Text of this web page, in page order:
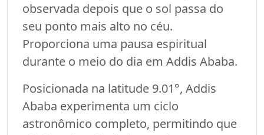
observada depois que o sol passa do
seu ponto mais alto no céu.
Proporciona uma pausa espiritual
durante o meio do dia em Addis Ababa.
Posicionada na latitude 9.01°, Addis
Ababa experimenta um ciclo
astronômico completo, permitindo que